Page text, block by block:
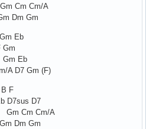
Cm Cm/A
Dm Gm
Eb
Eb
D7 Gm (F)
F
D7
Cm Cm/A
Dm Gm